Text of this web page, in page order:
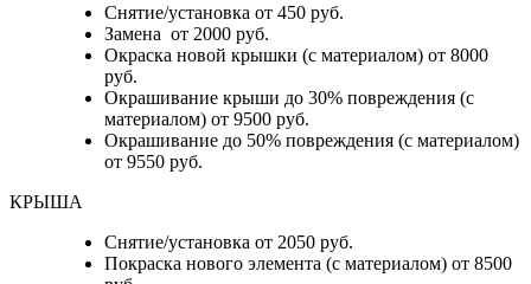
Снятие/установка от 450 руб.
Замена от 2000 руб.
Окраска новой крышки (с материалом) от 8000
руб.
Окрашивание крыши до 30% повреждения (с
материалом) от 9500 руб.
Окрашивание до 50% повреждения (с материалом)
от 9550 руб.
КРЫША
Снятие/установка от 2050 руб.
Покраска нового элемента (с материалом) от 8500